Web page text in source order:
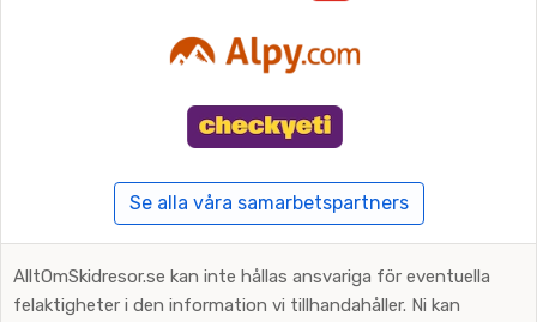
Se alla våra samarbetspartners
AlltOmSkidresor.se kan inte hållas ansvariga för eventuella
felaktigheter i den information vi tillhandahåller. Ni kan